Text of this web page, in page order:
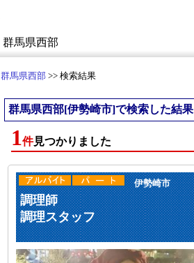
群馬県西部
群馬県西部 >> 検索結果
群馬県西部[伊勢崎市]で検索した結果
1件見つかりました
伊勢崎市
調理師
調理スタッフ